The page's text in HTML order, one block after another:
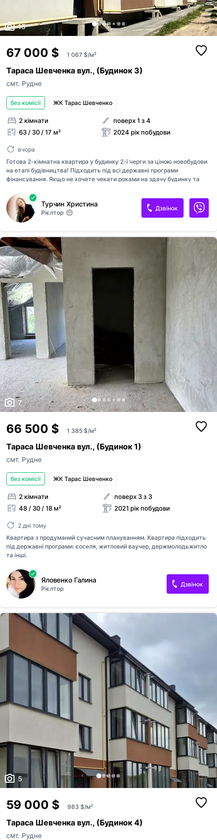
15
67 000 $ 1 067 $/м²
Тараса Шевченка вул., (Будинок 3)
смт. Рудне
без комісії ЖК Тарас Шевченко
2 кімнати
63 / 30 / 17 м²
поверх 1 з 4
2024 рік побудови
вчора
Готова 2-кімнатна квартира у будинку 2-ї черги за ціною новобудови
на етапі будівництва! Підходить під всі державні програми
фінансування. Якщо не хочете чекати роками на здачу будинку та
2-кімнатна квартира площею 62,8 м² у вже збудованому та частково
заселеному будинку ЖК «Тарас Шевченко», що у Львів-Рудно. -
Різностороннє планування (схід/захід) - Велика кухня-вітальня 17
м.кв плюс балкон-лоджія - Дві ізольовані спальні - 14 та 15 м.кв. з
кожної вихід на великий балкон-лоджію з виглядом на паркову зону -
Усі комунікації підключені, індивідуальне газове опалення -
Встановлений двоконтурний котел - Право власності оформлен...
Турчин Христина
Рієлтор
Дзвінок
7
66 500 $ 1 385 $/м²
Тараса Шевченка вул., (Будинок 1)
смт. Рудне
без комісії ЖК Тарас Шевченко
2 кімнати
48 / 30 / 18 м²
поверх 3 з 3
2021 рік побудови
2 дні тому
Квартира з продуманий сучасним плануванням. Квартира підходить
під державні програми: єоселя, житловий ваучер, держмолодьжитло
та інші.
Яловенко Галина
Рієлтор
Дзвінок
5
59 000 $ 983 $/м²
Тараса Шевченка вул., (Будинок 4)
смт. Рудне